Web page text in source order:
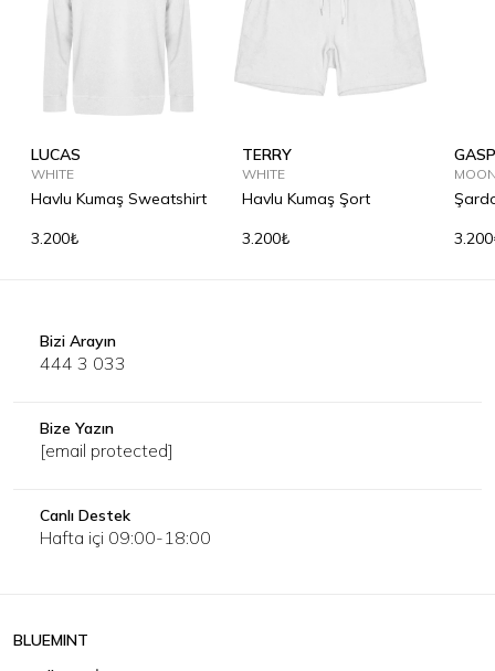
LUCAS
WHITE
Havlu Kumaş Sweatshirt
3.200₺
TERRY
WHITE
Havlu Kumaş Şort
3.200₺
Bizi Arayın
444 3 033
Bize Yazın
[email protected]
Canlı Destek
Hafta içi 09:00-18:00
BLUEMINT